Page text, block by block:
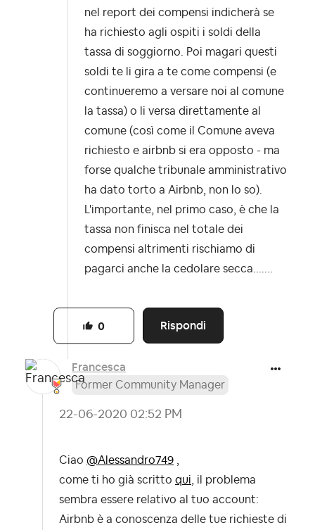
nel report dei compensi indicherà se
ha richiesto agli ospiti i soldi della
tassa di soggiorno. Poi magari questi
soldi te li gira a te come compensi (e
continueremo a versare noi al comune
la tassa) o li versa direttamente al
comune (così come il Comune aveva
richiesto e airbnb si era opposto - ma
forse qualche tribunale amministrativo
ha dato torto a Airbnb, non lo so).
L'importante, nel primo caso, è che la
tassa non finisca nel totale dei
compensi altrimenti rischiamo di
pagarci anche la cedolare secca.......
Rispondi
0
Francesca
Former Community Manager
‎22-06-2020 02:52 PM
Ciao @Alessandro749
come ti ho già scritto qui , il problema
sembra essere relativo al tuo account:
Airbnb è a conoscenza delle tue richieste di